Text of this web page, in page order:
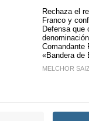
Rechaza el
Franco y
Defensa que
Comandante
«Bandera de
MELCHOR